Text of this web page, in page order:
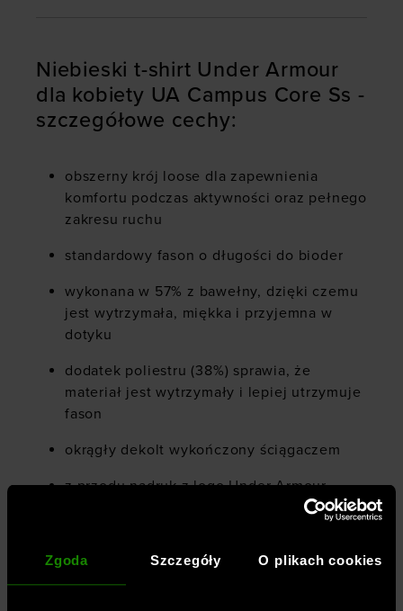
Zgoda Szczegóły O plikach cookies
Niebieski t-shirt Under Armour
dla kobiety UA Campus Core Ss -
szczegółowe cechy:
obszerny krój loose dla zapewnienia
komfortu podczas aktywności oraz pełnego
zakresu ruchu
standardowy fason o długości do bioder
wykonana w 57% z bawełny, dzięki czemu
jest wytrzymała, miękka i przyjemna w
dotyku
dodatek poliestru (38%) sprawia, że
materiał jest wytrzymały i lepiej utrzymuje
fason
okrągły dekolt wykończony ściągaczem
z przodu nadruk z logo Under Armour
kierunkach